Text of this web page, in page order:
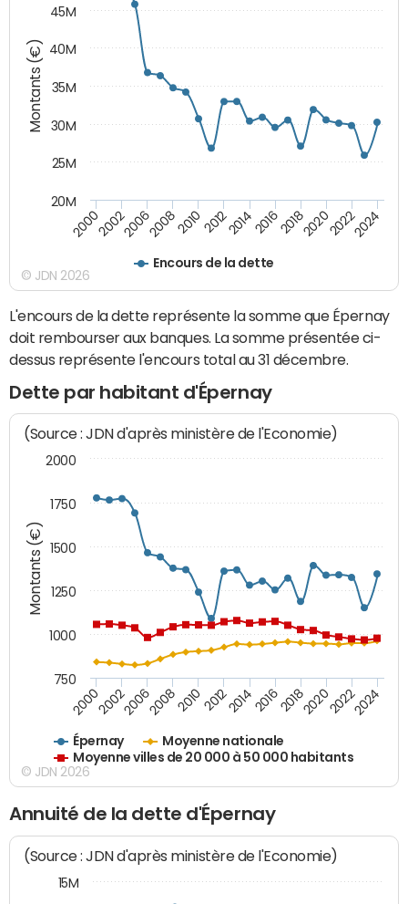
Montants (€)
Encours de la dette
200020022006200820102012201420162018202020222024
20M
25M
30M
35M
40M
45M
© JDN 2026
L'encours de la dette représente la somme que Épernay
doit rembourser aux banques. La somme présentée ci-
dessus représente l'encours total au 31 décembre.
Dette par habitant d'Épernay
Montants (€)
(Source : JDN d'après ministère de l'Economie)
Épernay
Moyenne nationale
Moyenne villes de 20 000 à 50 000 habitants
200020022006200820102012201420162018202020222024
750
1000
1250
1500
1750
2000
© JDN 2026
Annuité de la dette d'Épernay
(Source : JDN d'après ministère de l'Economie)
15M